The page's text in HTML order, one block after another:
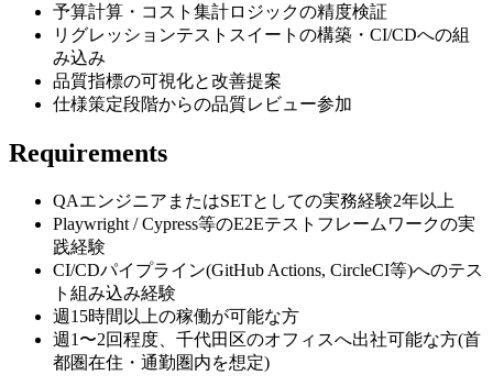
予算計算・コスト集計ロジックの精度検証
リグレッションテストスイートの構築・CI/CDへの組
み込み
品質指標の可視化と改善提案
仕様策定段階からの品質レビュー参加
Requirements
QAエンジニアまたはSETとしての実務経験2年以上
Playwright / Cypress等のE2Eテストフレームワークの実
践経験
CI/CDパイプライン(GitHub Actions, CircleCI等)へのテス
ト組み込み経験
週15時間以上の稼働が可能な方
週1〜2回程度、千代田区のオフィスへ出社可能な方(首
都圏在住・通勤圏内を想定)